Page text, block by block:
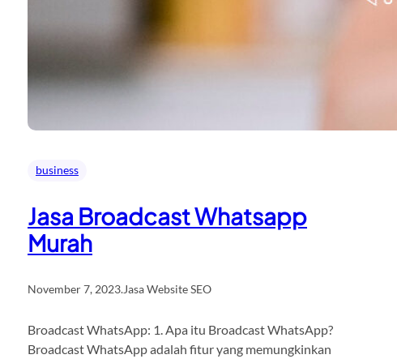
business
Jasa Broadcast Whatsapp
Murah
November 7, 2023.Jasa Website SEO
Broadcast WhatsApp: 1. Apa itu Broadcast WhatsApp?
Broadcast WhatsApp adalah fitur yang memungkinkan